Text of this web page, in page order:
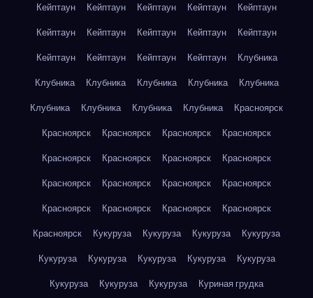
Кейптаун
Кейптаун Кейптаун Кейптаун
Кейптаун
Кейптаун
Кейптаун Кейптаун Кейптаун
Кейптаун
Кейптаун
Кейптаун Кейптаун Кейптаун
Клубника
Клубника
Клубника Клубника Клубника
Клубника
Клубника
Клубника Клубника Клубника
Красноярск
Красноярск
Красноярск Красноярск
Красноярск
Красноярск
Красноярск Красноярск
Красноярск
Красноярск
Красноярск Красноярск
Красноярск
Красноярск
Красноярск Красноярск
Красноярск
Красноярск
Кукуруза Кукуруза Кукуруза
Кукуруза
Кукуруза
Кукуруза Кукуруза Кукуруза
Кукуруза
Кукуруза
Кукуруза Кукуруза
Куриная грудка